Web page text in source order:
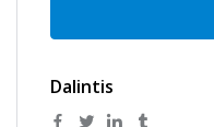
Dalintis